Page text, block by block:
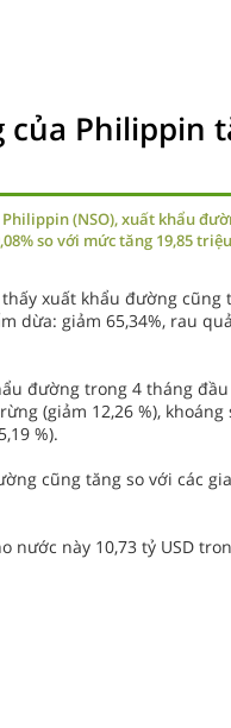
Philippin
(NSO), xuất khẩu
so với mức tăng 19,85
xuất khẩu đường
dừa: giảm 65,34%, rau
đường trong 4 tháng
(giảm 12,26 %),
%).
cũng tăng so với các
nước này 10,73 tỷ USD